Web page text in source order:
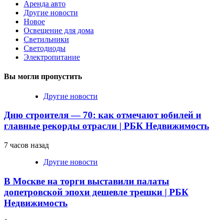
Аренда авто
Другие новости
Новое
Освещение для дома
Светильники
Светодиоды
Электропитание
Вы могли пропустить
Другие новости
Дню строителя — 70: как отмечают юбилей и
главные рекорды отрасли | РБК Недвижимость
7 часов назад
Другие новости
В Москве на торги выставили палаты
допетровской эпохи дешевле трешки | РБК
Недвижимость